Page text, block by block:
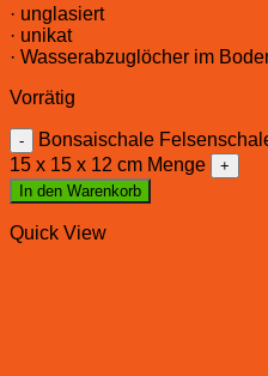
· unglasiert
· unikat
· Wasserabzuglöcher im
Vorrätig
Bonsaischale
15 x 15 x 12 cm Menge
In den Warenkorb
Quick View